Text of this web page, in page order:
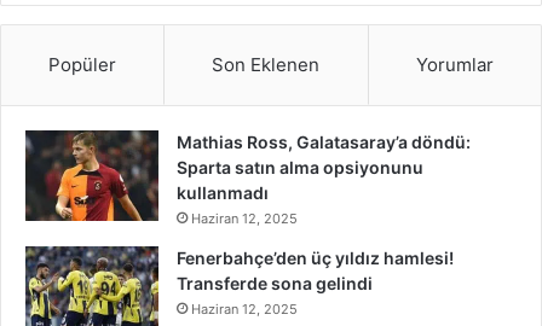
Popüler Son Eklenen Yorumlar
Mathias Ross, Galatasaray’a döndü:
Sparta satın alma opsiyonunu
kullanmadı
Haziran 12, 2025
Fenerbahçe’den üç yıldız hamlesi!
Transferde sona gelindi
Haziran 12, 2025